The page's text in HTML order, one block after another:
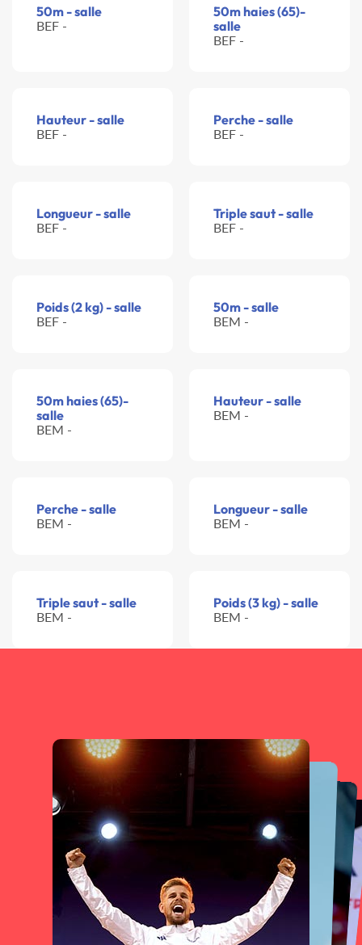
50m - salle
BEF -
50m haies (65)-
salle
BEF -
Hauteur - salle
BEF -
Perche - salle
BEF -
Longueur - salle
BEF -
Triple saut - salle
BEF -
Poids (2 kg) - salle
BEF -
50m - salle
BEM -
50m haies (65)-
salle
BEM -
Hauteur - salle
BEM -
Perche - salle
BEM -
Longueur - salle
BEM -
Triple saut - salle
BEM -
Poids (3 kg) - salle
BEM -